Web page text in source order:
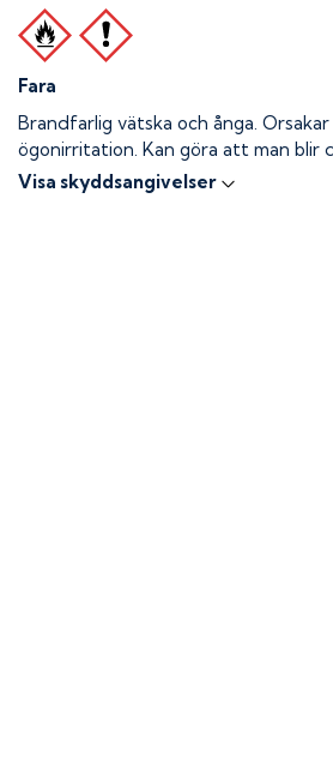
Fara
Brandfarlig vätska och ånga. Orsakar
ögonirritation. Kan göra att man blir
Visa skyddsangivelser